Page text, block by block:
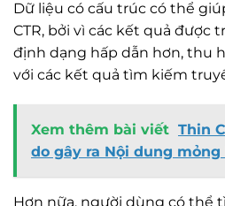
Dữ liệu có cấu trúc có thể
CTR, bởi vì các kết quả được
định dạng hấp dẫn hơn, thu
với các kết quả tìm kiếm
Xem thêm bài viết Thin
do gây ra Nội dung mỏng
Hơn nữa, người dùng có thể